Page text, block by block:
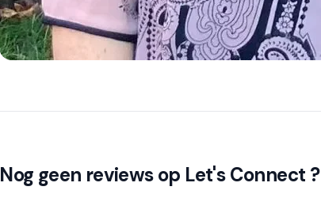
Nog geen reviews op Let's Connect ?